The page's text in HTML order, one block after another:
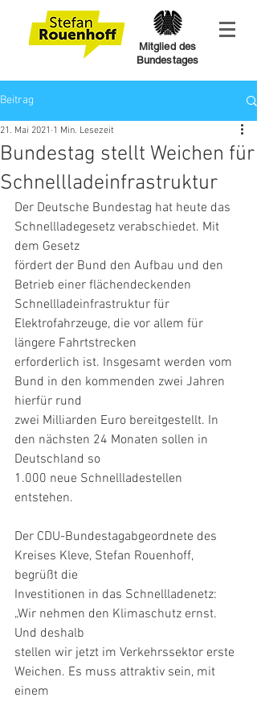
Mitglied des
Bundestages
Beitrag
Bundestag stellt Weichen für
Schnellladeinfrastruktur
21. Mai 2021 1 Min. Lesezeit
Der Deutsche Bundestag hat heute das
Schnellladegesetz verabschiedet. Mit
dem Gesetz
fördert der Bund den Aufbau und den
Betrieb einer flächendeckenden
Schnellladeinfrastruktur für
Elektrofahrzeuge, die vor allem für
längere Fahrtstrecken
erforderlich ist. Insgesamt werden vom
Bund in den kommenden zwei Jahren
hierfür rund
zwei Milliarden Euro bereitgestellt. In
den nächsten 24 Monaten sollen in
Deutschland so
1.000 neue Schnellladestellen
entstehen.
Der CDU-Bundestagabgeordnete des
Kreises Kleve, Stefan Rouenhoff,
begrüßt die
Investitionen in das Schnellladenetz:
„Wir nehmen den Klimaschutz ernst.
Und deshalb
stellen wir jetzt im Verkehrssektor erste
Weichen. Es muss attraktiv sein, mit
einem